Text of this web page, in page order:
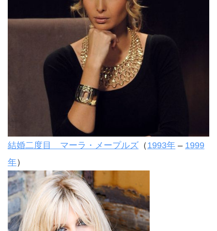
結婚二度目 マーラ・メープルズ （1993年 – 1999
年）